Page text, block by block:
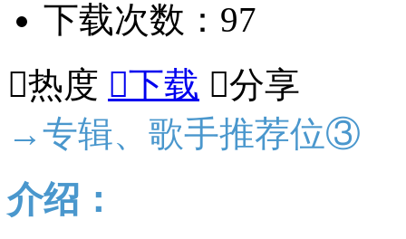
下载次数：97
热度 下载 分享
→专辑、歌手推荐位③
介绍：